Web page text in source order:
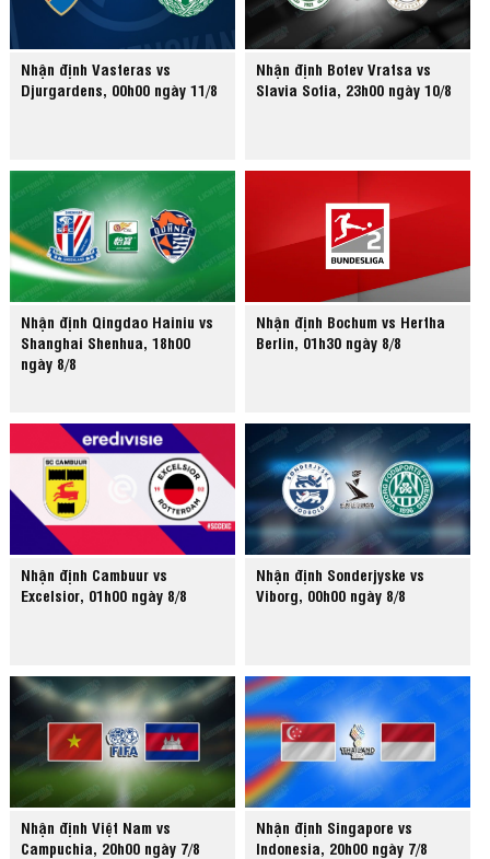
Nhận định Vasteras vs
Djurgardens, 00h00 ngày 11/8
Nhận định Botev Vratsa vs
Slavia Sofia, 23h00 ngày 10/8
Nhận định Qingdao Hainiu vs
Shanghai Shenhua, 18h00
ngày 8/8
Nhận định Bochum vs Hertha
Berlin, 01h30 ngày 8/8
Nhận định Cambuur vs
Excelsior, 01h00 ngày 8/8
Nhận định Sonderjyske vs
Viborg, 00h00 ngày 8/8
Nhận định Việt Nam vs
Campuchia, 20h00 ngày 7/8
Nhận định Singapore vs
Indonesia, 20h00 ngày 7/8